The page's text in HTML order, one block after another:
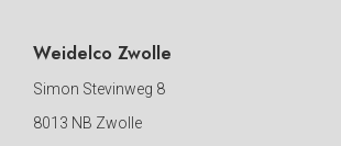
Weidelco Zwolle
Simon Stevinweg 8
8013 NB Zwolle